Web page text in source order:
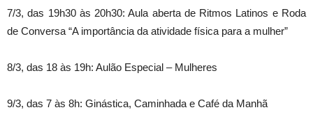
7/3, das 19h30 às 20h30: Aula aberta de Ritmos Latinos e Roda
de Conversa “A importância da atividade física para a mulher”
8/3, das 18 às 19h: Aulão Especial – Mulheres
9/3, das 7 às 8h: Ginástica, Caminhada e Café da Manhã